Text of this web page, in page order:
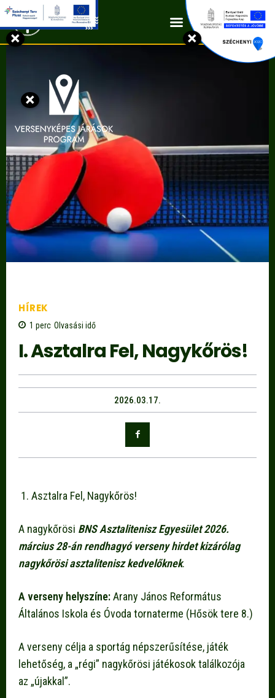
Kapcsolat
HÍREK
1 perc Olvasási idő
I. Asztalra Fel, Nagykőrös!
2026.03.17.
Asztalra Fel, Nagykőrös!
A nagykőrösi BNS Asztalitenisz Egyesület 2026.
március 28-án rendhagyó verseny hirdet kizárólag
nagykőrösi asztalitenisz kedvelőknek.
A verseny helyszíne:Arany János Református
Általános Iskola és Óvoda tornaterme (Hősök tere 8.)
A verseny célja a sportág népszerűsítése, játék
lehetőség, a „régi” nagykőrösi játékosok találkozója
az „újakkal”.
×
×
×